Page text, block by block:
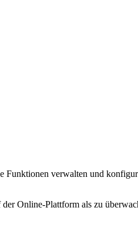
Funktionen verwalten und
Online-Plattform als zu